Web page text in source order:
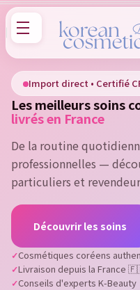
Import direct • Certifié
Les meilleurs soins
livrés en France
De la routine
professionnelles —
particuliers et
Découvrir les soins
Cosmétiques coréens
Livraison depuis la France
Conseils d'experts K-Beauty
Sign in
You need to be logged
list.
Cancel